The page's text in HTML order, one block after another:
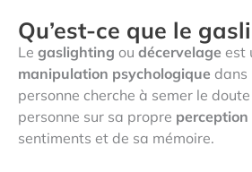
Qu’est-ce que le
Le gaslighting ou décervelage est
manipulation psychologique dans
personne cherche à semer le
personne sur sa propre
sentiments et de sa mémoire.